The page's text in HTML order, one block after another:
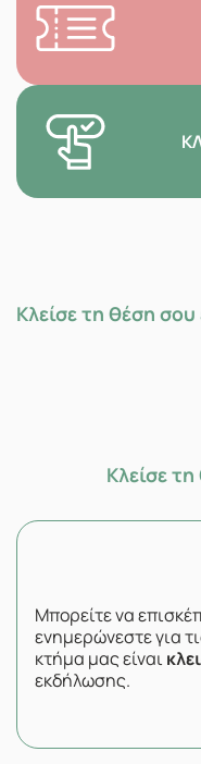
Κλείσε τη θέση
Κλείσε
Μπορείτε να
ενημερώνεστε για
κτήμα μας είναι
εκδήλωσης.